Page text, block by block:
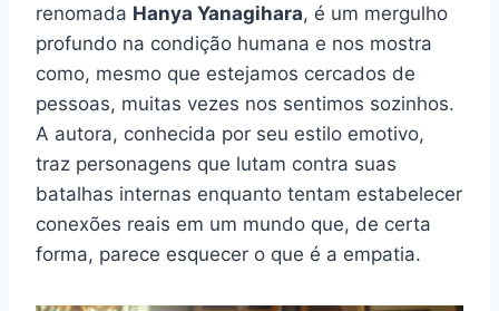
renomada Hanya Yanagihara, é um mergulho
profundo na condição humana e nos mostra
como, mesmo que estejamos cercados de
pessoas, muitas vezes nos sentimos sozinhos.
A autora, conhecida por seu estilo emotivo,
traz personagens que lutam contra suas
batalhas internas enquanto tentam estabelecer
conexões reais em um mundo que, de certa
forma, parece esquecer o que é a empatia.